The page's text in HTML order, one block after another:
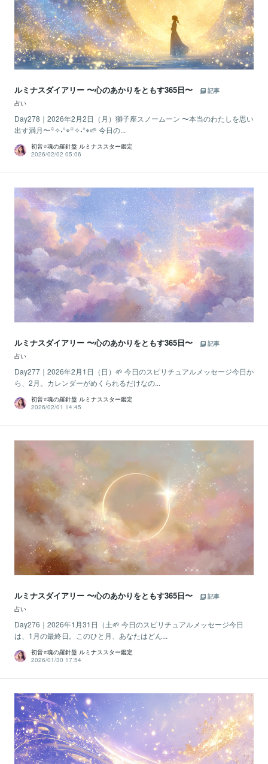
ルミナスダイアリー 〜心のあかりをともす365日〜
記事
占い
Day278｜2026年2月2日（月）獅子座スノームーン 〜本当のわたしを思い
出す満月〜꙳✧˖°⌖꙳✧˖°⌖🌱 今日の...
初音⭐️魂の羅針盤 ルミナススター鑑定
2026/02/02 05:06
ルミナスダイアリー 〜心のあかりをともす365日〜
記事
占い
Day277｜2026年2月1日（日）🌱 今日のスピリチュアルメッセージ今日か
ら、2月。カレンダーがめくられるだけなの...
初音⭐️魂の羅針盤 ルミナススター鑑定
2026/02/01 14:45
ルミナスダイアリー 〜心のあかりをともす365日〜
記事
占い
Day276｜2026年1月31日（土🌱 今日のスピリチュアルメッセージ今日
は、1月の最終日。このひと月、あなたはどん...
初音⭐️魂の羅針盤 ルミナススター鑑定
2026/01/30 17:54